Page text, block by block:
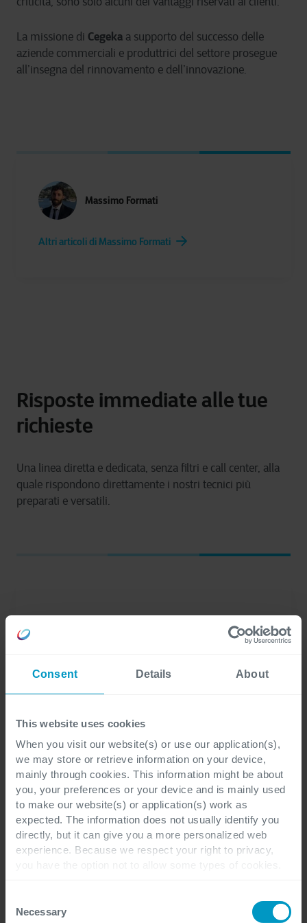
Consent Details About
This website uses cookies
When you visit our website(s) or use our application(s),
we may store or retrieve information on your device,
mainly through cookies. This information might be about
you, your preferences or your device and is mainly used
to make our website(s) or application(s) work as
expected. The information does not usually identify you
directly, but it can give you a more personalized web
experience. Because we respect your right to privacy,
you disable certain cookies, you should be aware that
Selection
Necessary
La missione di Cegeka a supporto del successo delle
aziende commerciali e produttrici del settore prosegue
all’insegna del rinnovamento e dell’innovazione.
Massimo Formati
Altri articoli di Massimo Formati
Risposte immediate alle tue
richieste
Una linea diretta e dedicata, senza filtri e call center, alla
quale rispondono direttamente i nostri tecnici più
preparati e versatili.
Cognome*
E-mail*
Azienda *
Ruolo aziendale